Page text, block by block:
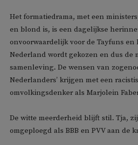
Het formatiedrama, met een
en blond is, is een dagelijkse
onvoorwaardelijk voor de Tayfuns en
Nederland wordt gekozen en dus de
samenleving. De wensen van
Nederlanders’ krijgen met een
omvolkingsdenker als Marjolein
De witte meerderheid blijft stil. Tja,
omgeploegd als BBB en PVV aan de